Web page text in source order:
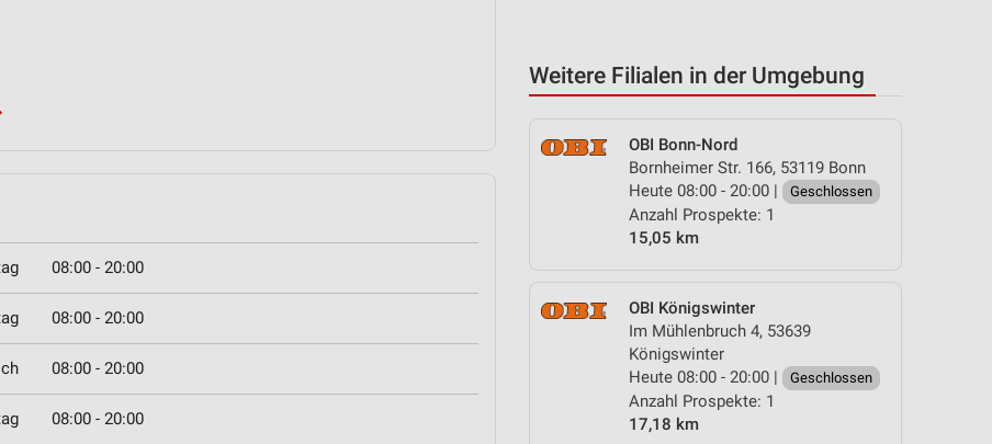
Weitere Filialen in der Umgebung
OBI Bonn-Nord
Bornheimer Str. 166, 53119 Bonn
Heute 08:00 - 20:00 |
Geschlossen
Anzahl Prospekte: 1
15,05 km
OBI Königswinter
Im Mühlenbruch 4, 53639
Königswinter
Heute 08:00 - 20:00 |
Geschlossen
Anzahl Prospekte: 1
17,18 km
08:00 - 20:00
08:00 - 20:00
08:00 - 20:00
08:00 - 20:00